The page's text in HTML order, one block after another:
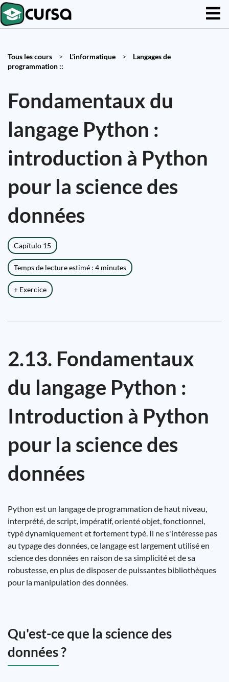
Tous les cours > L'informatique >
Langages de
programmation ::
Fondamentaux du
langage Python :
introduction à Python
pour la science des
données
Capítulo 15
Temps de lecture estimé : 4 minutes
+ Exercice
2.13. Fondamentaux
du langage Python :
Introduction à Python
pour la science des
données
Python est un langage de programmation de haut niveau,
interprété, de script, impératif, orienté objet, fonctionnel,
typé dynamiquement et fortement typé. Il ne s'intéresse pas
au typage des données, ce langage est largement utilisé en
science des données en raison de sa simplicité et de sa
robustesse, en plus de disposer de puissantes bibliothèques
pour la manipulation des données.
Qu'est-ce que la science des
données ?